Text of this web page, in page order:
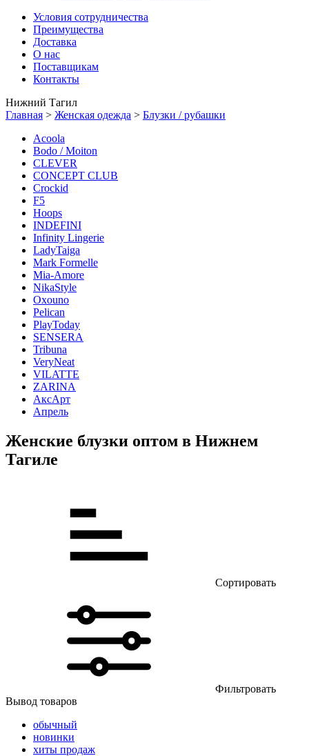
Условия сотрудничества
Преимущества
Доставка
О нас
Поставщикам
Контакты
Нижний Тагил
Главная > Женская одежда > Блузки / рубашки
Acoola
Bodo / Moiton
CLEVER
CONCEPT CLUB
Crockid
F5
Hoops
INDEFINI
Infinity Lingerie
LadyTaiga
Mark Formelle
Mia-Amore
NikaStyle
Oxouno
Pelican
PlayToday
SENSERA
Tribuna
VeryNeat
VILATTE
ZARINA
АксАрт
Апрель
Женские блузки оптом в Нижнем
Тагиле
Сортировать
Фильтровать
Вывод товаров
обычный
новинки
хиты продаж